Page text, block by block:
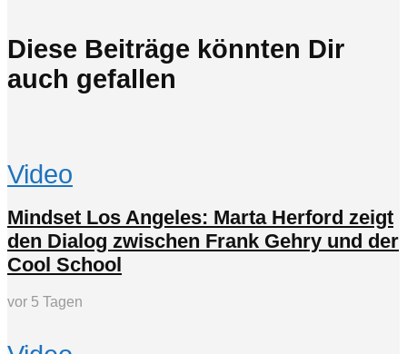
Diese Beiträge könnten Dir
auch gefallen
Video
Mindset Los Angeles: Marta Herford zeigt
den Dialog zwischen Frank Gehry und der
Cool School
vor 5 Tagen